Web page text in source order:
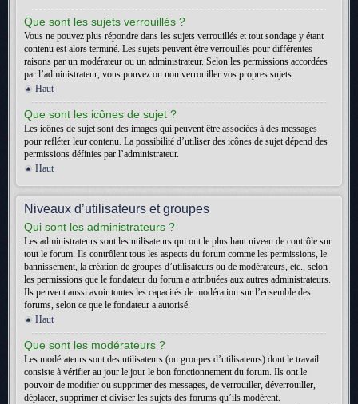
Que sont les sujets verrouillés ?
Vous ne pouvez plus répondre dans les sujets verrouillés et tout sondage y étant
contenu est alors terminé. Les sujets peuvent être verrouillés pour différentes
raisons par un modérateur ou un administrateur. Selon les permissions accordées
par l’administrateur, vous pouvez ou non verrouiller vos propres sujets.
Haut
Que sont les icônes de sujet ?
Les icônes de sujet sont des images qui peuvent être associées à des messages
pour refléter leur contenu. La possibilité d’utiliser des icônes de sujet dépend des
permissions définies par l’administrateur.
Haut
Niveaux d’utilisateurs et groupes
Qui sont les administrateurs ?
Les administrateurs sont les utilisateurs qui ont le plus haut niveau de contrôle sur
tout le forum. Ils contrôlent tous les aspects du forum comme les permissions, le
bannissement, la création de groupes d’utilisateurs ou de modérateurs, etc., selon
les permissions que le fondateur du forum a attribuées aux autres administrateurs.
Ils peuvent aussi avoir toutes les capacités de modération sur l’ensemble des
forums, selon ce que le fondateur a autorisé.
Haut
Que sont les modérateurs ?
Les modérateurs sont des utilisateurs (ou groupes d’utilisateurs) dont le travail
consiste à vérifier au jour le jour le bon fonctionnement du forum. Ils ont le
pouvoir de modifier ou supprimer des messages, de verrouiller, déverrouiller,
déplacer, supprimer et diviser les sujets des forums qu’ils modèrent.